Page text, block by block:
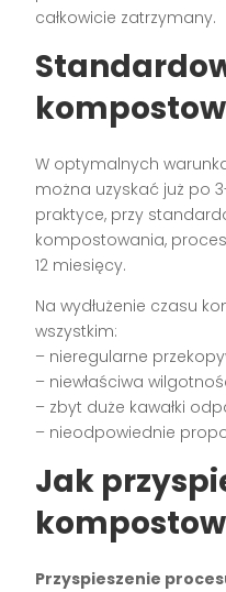
całkowicie zatrzymany.
W optymalnych
można uzyskać już po
praktyce, przy
kompostowania,
12 miesięcy.
Na wydłużenie czasu
wszystkim:
– nieregularne
– niewłaściwa
– zbyt duże kawałki
– nieodpowiednie
Jak
Przyspieszenie